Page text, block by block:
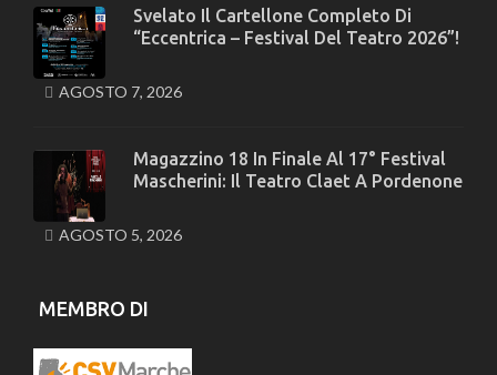
Svelato Il Cartellone Completo Di
“Eccentrica – Festival Del Teatro 2026”!
AGOSTO 7, 2026
Magazzino 18 In Finale Al 17° Festival
Mascherini: Il Teatro Claet A Pordenone
AGOSTO 5, 2026
MEMBRO DI